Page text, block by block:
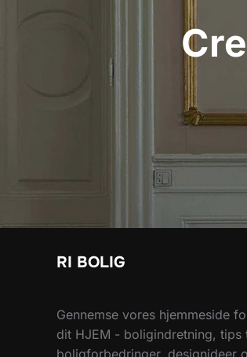
RI BOLIG
Gennemse vores hjemmeside
dit HJEM - boligindretning, tips
boligforbedringer, designideer